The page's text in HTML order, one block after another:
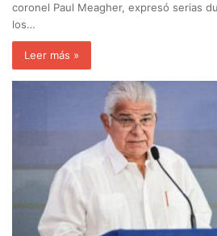
coronel Paul Meagher, expresó serias
los…
Leer más »